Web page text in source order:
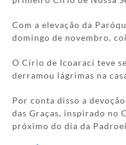
Com a elevação da
domingo de novembro,
O Círio de Icoaraci teve
derramou lágrimas na
Por conta disso a
das Graças, inspirado no
próximo do dia da